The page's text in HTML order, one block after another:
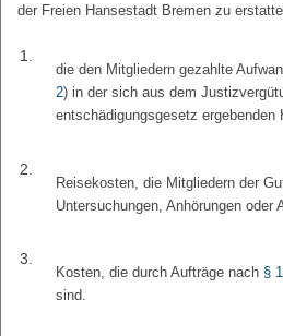
der Freien Hansestadt Bremen zu
1.
die den Mitgliedern gezahlte
2) in der sich aus dem
entschädigungsgesetz ergebenden
2.
Reisekosten, die Mitgliedern der
Untersuchungen, Anhörungen oder
3.
Kosten, die durch Aufträge nach §
sind.